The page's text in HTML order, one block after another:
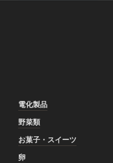
電化製品
野菜類
お菓子・スイーツ
卵